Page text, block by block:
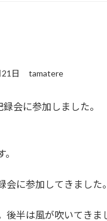
日 tamatere
会に参加しました。
に参加してきました。
半は風が吹いてきま